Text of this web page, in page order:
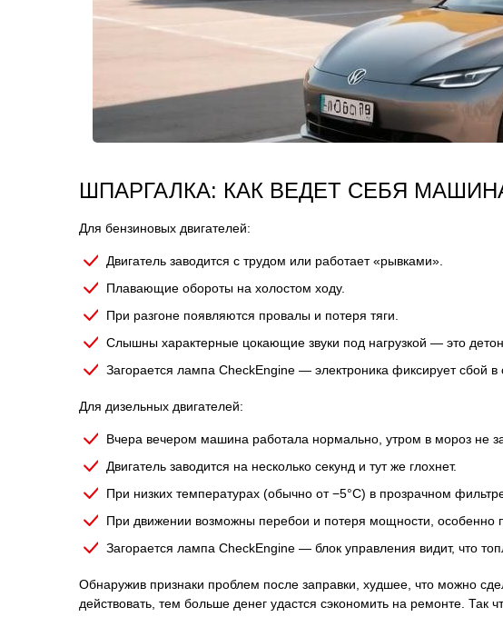
ШПАРГАЛКА: КАК ВЕДЕТ СЕБЯ
Для бензиновых двигателей:
Двигатель заводится с трудом или работает «рывками».
Плавающие обороты на холостом ходу.
При разгоне появляются провалы и потеря тяги.
Слышны характерные цокающие звуки под нагрузкой — это
Загорается лампа CheckEngine — электроника фиксирует сбой в
Для дизельных двигателей:
Вчера вечером машина работала нормально, утром в мороз не
Двигатель заводится на несколько секунд и тут же глохнет.
При низких температурах (обычно от −5°C) в прозрачном
При движении возможны перебои и потеря мощности, особенно
Загорается лампа CheckEngine — блок управления видит, что
Обнаружив признаки проблем после заправки, худшее, что можно
действовать, тем больше денег удастся сэкономить на ремонте. Так